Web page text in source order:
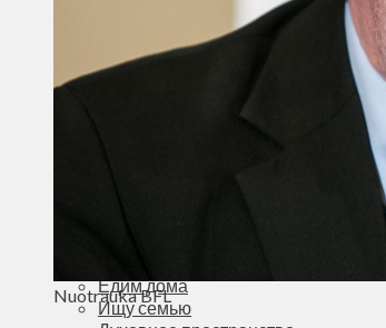
ЛК рекомендует
Сеньорам
Здравоохранение
Едим дома
Ищу семью
Nuotrauka BFL